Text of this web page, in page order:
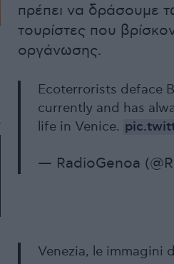
πρέπει να δράσουμε
τουρίστες που
οργάνωσης.
Ecoterrorists deface
currently and has
life in Venice.
— RadioGenoa
Venezia, le immagini